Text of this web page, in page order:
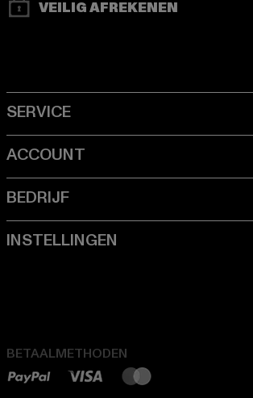
VEILIG AFREKENEN
BETAALMETHODEN